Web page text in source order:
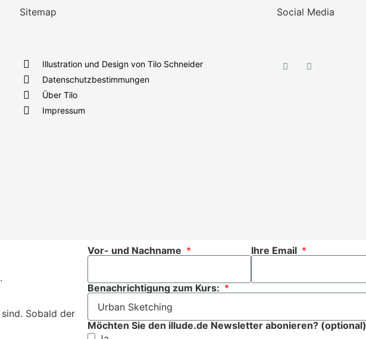
Sitemap
Illustration und Design von Tilo Schneider
Datenschutzbestimmungen
Über Tilo
Impressum
Social Media
Sobald der
Vor- und Nachname Ihre Email
Benachrichtigung zum Kurs:
Möchten Sie den illude.de Newsletter abonieren? (optional)